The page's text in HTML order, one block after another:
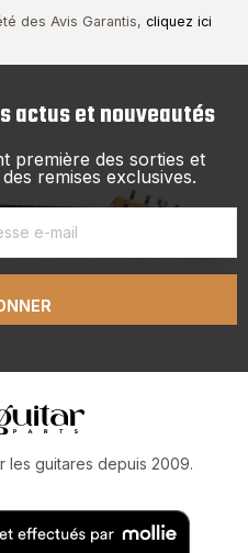
des Avis Garantis, cliquez ici
actus et nouveautés
première des sorties et
remises exclusives.
les guitares depuis 2009.